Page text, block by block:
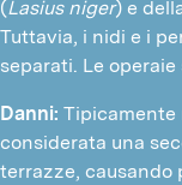
(Lasius niger) e
Tuttavia, i nidi e i
separati. Le
Danni: Tipicamente
considerata una
terrazze, causando